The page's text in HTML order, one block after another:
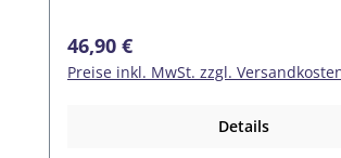
Durchmesser: 66 mmMittendicke: 0,8
optische Qualität, hohe Elastizität,
adhäsiv, flexibel Für
Regulärer Preis:
46,90 €
Preise inkl. MwSt. zzgl.
Details